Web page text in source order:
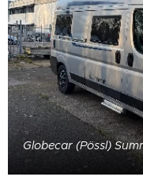
Globecar (Pössl)